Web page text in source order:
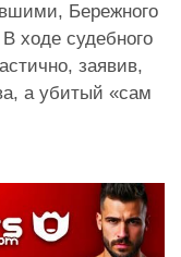
Бережного
ходе судебного
заявив,
а убитый «сам